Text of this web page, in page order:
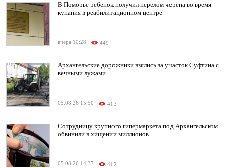
В Поморье ребенок получил перелом черепа во время
купания в реабилитационном центре
вчера 10:28 449
Архангельские дорожники взялись за участок Суфтина с
вечными лужами
05.08.26 15:50 413
Сотрудницу крупного гипермаркета под Архангельском
обвинили в хищении миллионов
05.08.26 14:37 412